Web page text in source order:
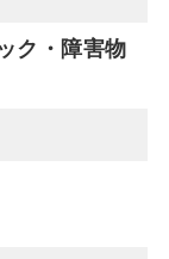
ク・障害物